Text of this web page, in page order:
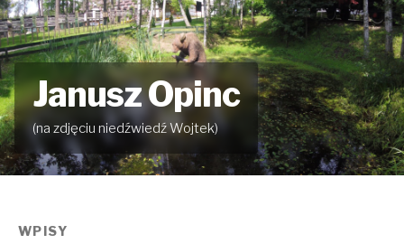
Janusz Opinc
(na zdjęciu niedźwiedź Wojtek)
WPISY